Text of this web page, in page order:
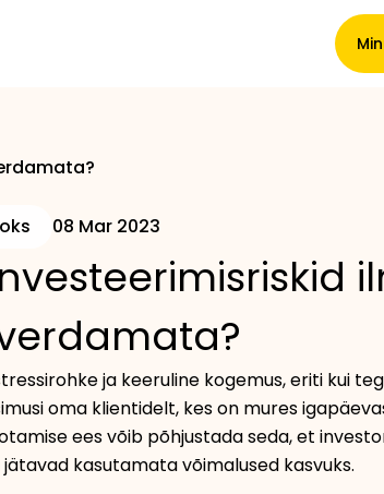
Nõuete
08 Mar 2023
ja keeruline kogemus, eriti kui
oma klientidelt, kes on mures
ees võib põhjustada seda, et
kasutamata võimalused kasvuks.